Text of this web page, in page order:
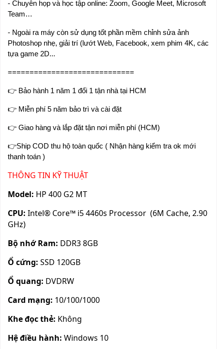
- Chuyên họp và học tập online: Zoom, Google Meet, Microsoft
Team…
- Ngoài ra máy còn sử dụng tốt phần mềm chỉnh sửa ảnh
Photoshop nhẹ, giải trí (lướt Web, Facebook, xem phim 4K, các
tựa game 2D...
=============================
👉 Bảo hành 1 năm 1 đổi 1 tận nhà tại HCM
👉 Miễn phí 5 năm bảo trì và cài đặt
👉 Giao hàng và lắp đặt tận nơi miễn phí (HCM)
👉Ship COD thu hộ toàn quốc ( Nhận hàng kiểm tra ok mới
thanh toán )
THÔNG TIN KỸ THUẬT
Model: HP 400 G2 MT
CPU: Intel® Core™ i5 4460s Processor (6M Cache, 2.90
GHz)
Bộ nhớ Ram: DDR3 8GB
Ổ cứng: SSD 120GB
Ổ quang: DVDRW
Card mạng: 10/100/1000
Khe đọc thẻ: Không
Hệ điều hành: Windows 10